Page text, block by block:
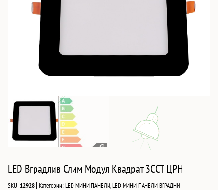
LED Вградлив Слим Модул Квадрат 3CCT ЦРН
SKU:12928 | Категории:LED МИНИ ПАНЕЛИ,LED МИНИ ПАНЕЛИ ВГРАДНИ